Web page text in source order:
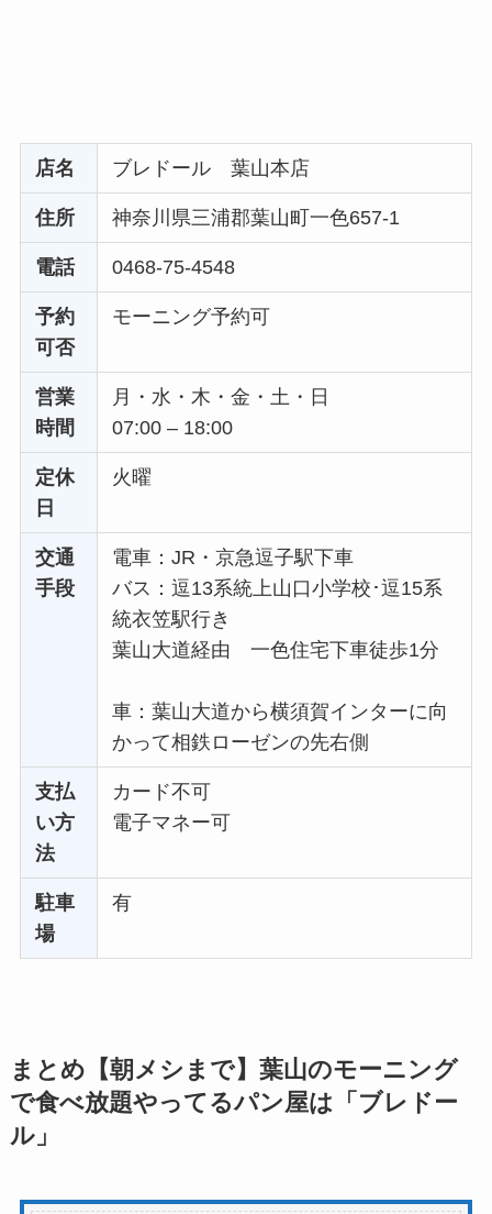
店名 ブレドール 葉山本店
住所 神奈川県三浦郡葉山町一色657-1
電話 0468-75-4548
予約
可否
モーニング予約可
営業
時間
月・水・木・金・土・日
07:00 – 18:00
定休
日
火曜
交通
手段
電車：JR・京急逗子駅下車
バス：逗13系統上山口小学校･逗15系
統衣笠駅行き
葉山大道経由 一色住宅下車徒歩1分
車：葉山大道から横須賀インターに向
かって相鉄ローゼンの先右側
支払
い方
法
カード不可
電子マネー可
駐車
場
有
まとめ【朝メシまで】葉山のモーニング
で食べ放題やってるパン屋は「ブレドー
ル」